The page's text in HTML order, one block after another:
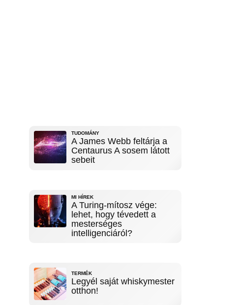
TUDOMÁNY
A James Webb feltárja a
Centaurus A sosem látott
sebeit
MI HÍREK
A Turing-mítosz vége:
lehet, hogy tévedett a
mesterséges
intelligenciáról?
TERMÉK
Legyél saját whiskymester
otthon!